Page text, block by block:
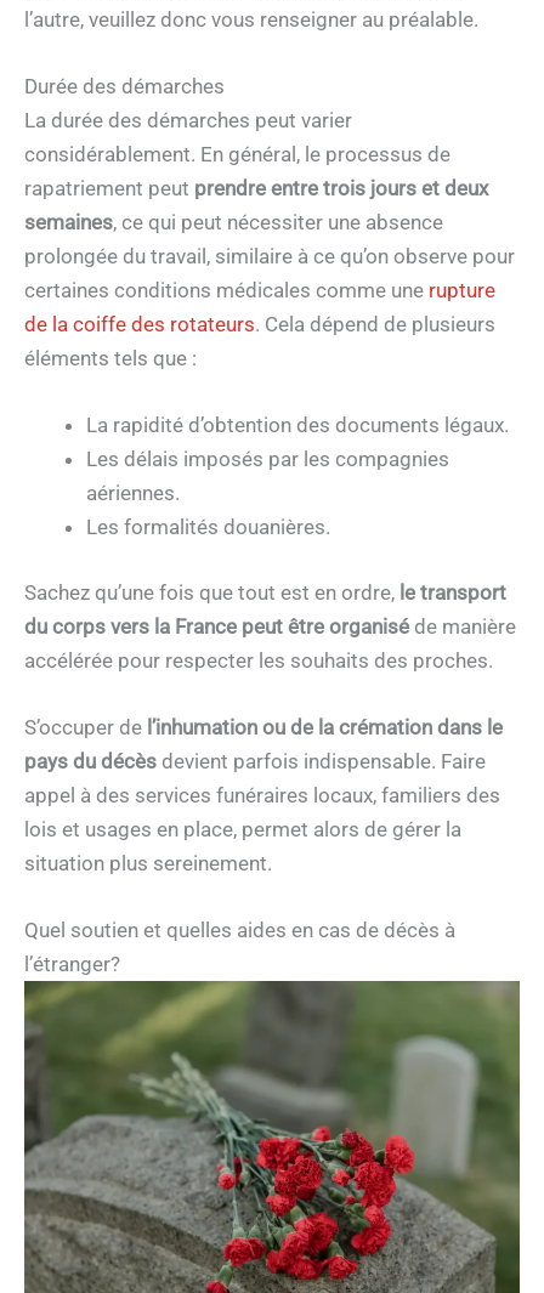
l’autre, veuillez donc vous renseigner au préalable.
Durée des démarches
La durée des démarches peut varier
considérablement. En général, le processus de
rapatriement peut prendre entre trois jours et deux
semaines, ce qui peut nécessiter une absence
prolongée du travail, similaire à ce qu’on observe pour
certaines conditions médicales comme une rupture
de la coiffe des rotateurs. Cela dépend de plusieurs
éléments tels que :
La rapidité d’obtention des documents légaux.
Les délais imposés par les compagnies
aériennes.
Les formalités douanières.
Sachez qu’une fois que tout est en ordre, le transport
du corps vers la France peut être organisé de manière
accélérée pour respecter les souhaits des proches.
S’occuper de l’inhumation ou de la crémation dans le
pays du décès devient parfois indispensable. Faire
appel à des services funéraires locaux, familiers des
lois et usages en place, permet alors de gérer la
situation plus sereinement.
Quel soutien et quelles aides en cas de décès à
l’étranger?